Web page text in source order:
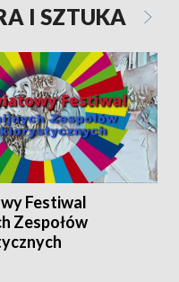
I SZTUKA
Festiwal
Zespołów